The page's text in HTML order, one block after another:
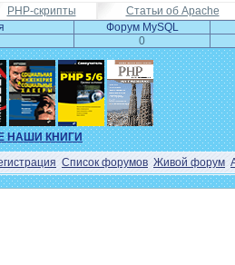
PHP-скрипты Статьи об Apache
Форум MySQL
0
НАШИ КНИГИ
Список форумов Живой форум